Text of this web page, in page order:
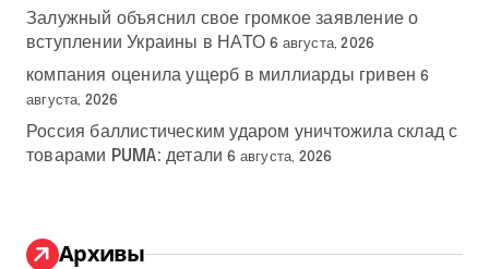
Залужный объяснил свое громкое заявление о
вступлении Украины в НАТО 6 августа, 2026
компания оценила ущерб в миллиарды гривен 6
августа, 2026
Россия баллистическим ударом уничтожила склад с
товарами PUMA: детали 6 августа, 2026
Архивы